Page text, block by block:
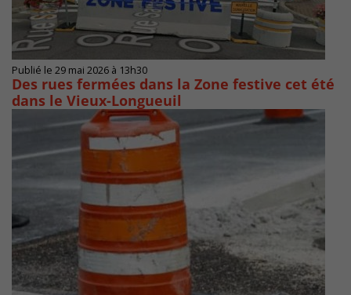
Publié le 29 mai 2026 à 13h30
Des rues fermées dans la Zone festive cet été
dans le Vieux-Longueuil